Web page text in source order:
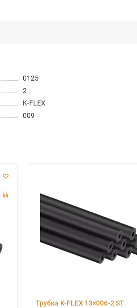
0125
2
K-FLEX
009
Трубка K-FLEX 13×006-2 ST